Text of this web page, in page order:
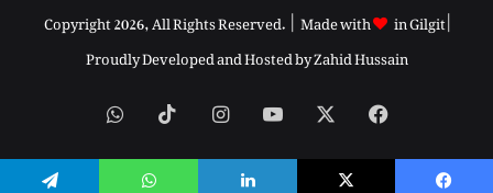
Copyright 2026, All Rights Reserved. | Made with in Gilgit |
Proudly Developed and Hosted byZahid Hussain
Facebook
YouTube
Instagram
TikTok